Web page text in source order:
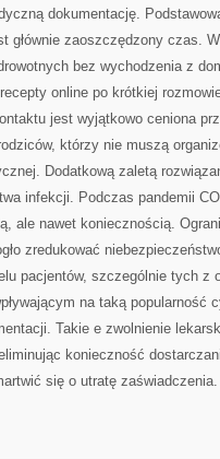
dokumentację.
głównie zaoszczędzony czas.
bez wychodzenia z
online po krótkiej
jest wyjątkowo ceniona
którzy nie muszą
Dodatkową zaletą
infekcji. Podczas pandemii
ale nawet koniecznością.
zredukować
pacjentów, szczególnie tych z
na taką popularność
Takie e zwolnienie
konieczność
się o utratę zaświadczenia.